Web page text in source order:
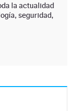
la actualidad
seguridad,